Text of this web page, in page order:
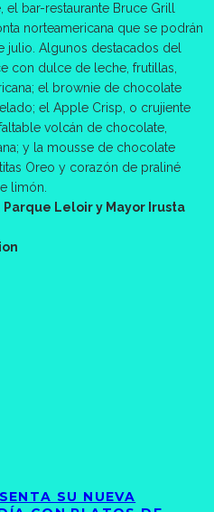
el bar-restaurante Bruce Grill
norteamericana que se podrán
julio. Algunos destacados del
con dulce de leche, frutillas,
el brownie de chocolate
el Apple Crisp, o crujiente
volcán de chocolate,
y la mousse de chocolate
Oreo y corazón de praliné
limón.
Leloir y Mayor Irusta
SU NUEVA